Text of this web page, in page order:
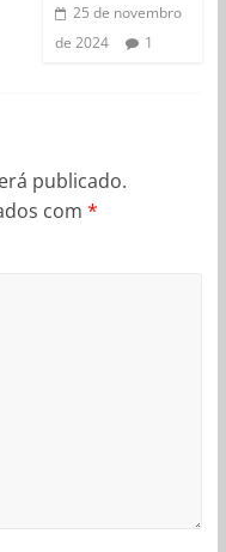
25 de novembro
de 2024
1
publicado.
com *